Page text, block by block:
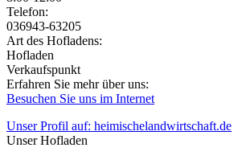
Jetzt geöffnet!
Jetzt geschlossen!
Telefon:
036943-63205
Art des Hofladens:
Hofladen
Verkaufspunkt
Erfahren Sie mehr über uns:
Besuchen Sie uns im Internet
Unser Profil auf: heimischelandwirtschaft.de
Unser Hofladen